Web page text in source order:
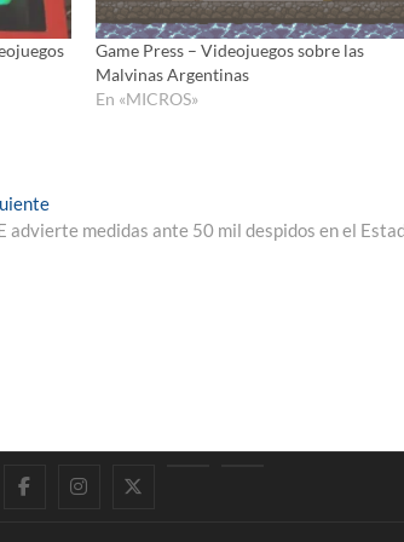
Game Press – Videojuegos sobre las
Malvinas Argentinas
En «MICROS»
Entrada
siguiente:
advierte medidas ante 50 mil despidos en el
FacebookInstagram